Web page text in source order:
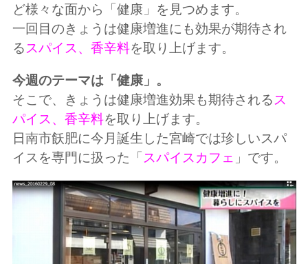
ど様々な面から「健康」を見つめます。
一回目のきょうは健康増進にも効果が期待され
るスパイス、香辛料を取り上げます。
今週のテーマは「健康」。
そこで、きょうは健康増進効果も期待されるス
パイス、香辛料を取り上げます。
日南市飫肥に今月誕生した宮崎では珍しいスパ
イスを専門に扱った「スパイスカフェ 」です。